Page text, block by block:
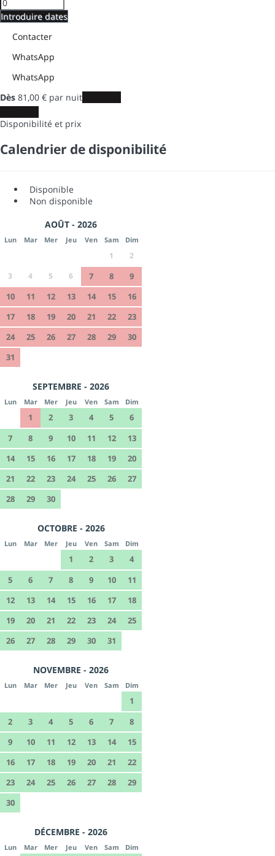
Introduire dates
Contacter
WhatsApp
WhatsApp
Dès 81,00 € par nuit
Disponibilité et prix
Calendrier de disponibilité
Disponible
Non disponible
AOÛT - 2026
Lun Mar Mer Jeu Ven Sam Dim
1
2
3
4 5 6 7 8
9
10
11 12 13 14 15
16
17
18 19 20 21 22
23
24
25 26 27 28 29
30
31
SEPTEMBRE - 2026
Lun Mar Mer Jeu Ven Sam Dim
1 2 3 4 5
6
7
8 9 10 11 12
13
14
15 16 17 18 19
20
21
22 23 24 25 26
27
28
29 30
OCTOBRE - 2026
Lun Mar Mer Jeu Ven Sam Dim
1 2 3
4
5
6 7 8 9 10
11
12
13 14 15 16 17
18
19
20 21 22 23 24
25
26
27 28 29 30 31
NOVEMBRE - 2026
Lun Mar Mer Jeu Ven Sam Dim
1
2
3 4 5 6 7
8
9
10 11 12 13 14
15
16
17 18 19 20 21
22
23
24 25 26 27 28
29
30
DÉCEMBRE - 2026
Lun Mar Mer Jeu Ven Sam Dim